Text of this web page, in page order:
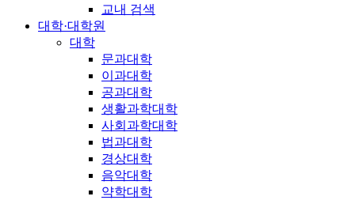
교내 검색
대학·대학원
대학
문과대학
이과대학
공과대학
생활과학대학
사회과학대학
법과대학
경상대학
음악대학
약학대학